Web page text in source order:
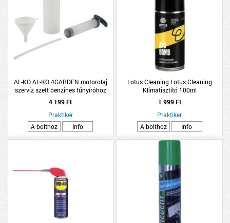
AL-KO AL-KO 4GARDEN motorolaj
szervíz szett benzines fűnyíróhoz
4 199 Ft
Praktiker
A bolthoz
Info
Lotus Cleaning Lotus Cleaning
Klímatisztító 100ml
1 999 Ft
Praktiker
A bolthoz
Info